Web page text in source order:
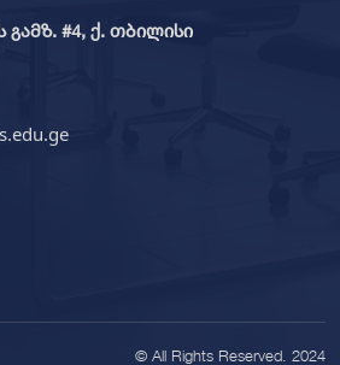
#4, ქ. თბილისი
© All Rights Reserved. 2024